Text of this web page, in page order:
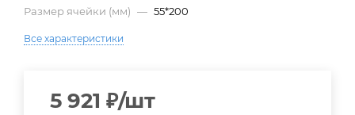
Размер ячейки (мм) — 55*200
Все характеристики
5 921 ₽/шт